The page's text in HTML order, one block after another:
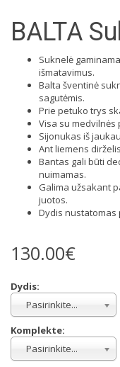
BALTA
Suknelė
išmatavimus.
Balta šventinė
sagutėmis.
Prie petuko trys
Visa su medvilnės
Sijonukas iš
Ant liemens
Bantas gali būti
nuimamas.
Galima užsakant
juotos.
Dydis nustatomas
130.00€
Dydis:
Pasirinkite...
Komplekte:
Pasirinkite...